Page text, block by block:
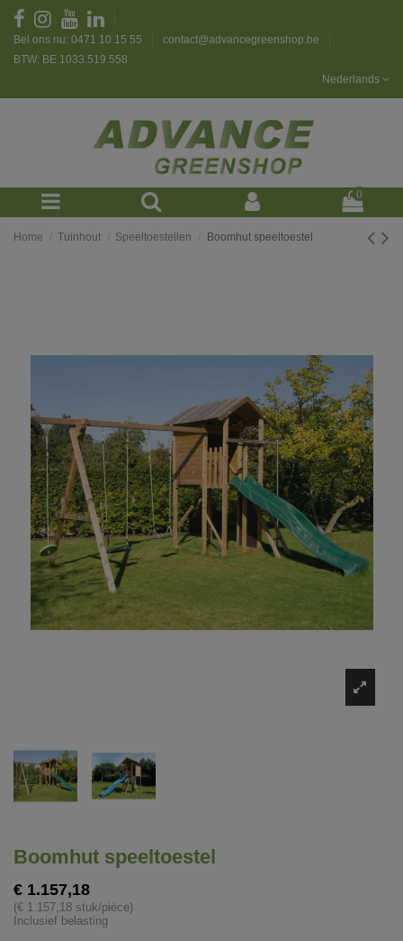
Bel ons nu: 0471 10 15 55
contact@advancegreenshop.be
BTW: BE 1033.519.558
Nederlands
0
Home Tuinhout Speeltoestellen Boomhut speeltoestel
Boomhut speeltoestel
€ 1.157,18
(€ 1.157,18 stuk/pièce)
Inclusief belasting